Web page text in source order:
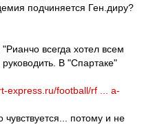
подчиняется Ген.диру?
всегда хотел всем
В "Спартаке"
express.ru/football/rf ... a-
потому и не